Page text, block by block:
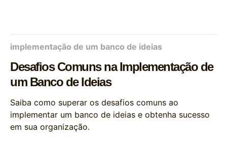
implementação de um banco de ideias
Desafios Comuns na Implementação de
um Banco de Ideias
Saiba como superar os desafios comuns ao
implementar um banco de ideias e obtenha sucesso
em sua organização.